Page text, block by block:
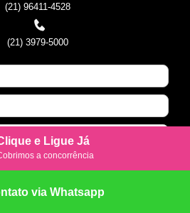
(21) 96411-4528
(21) 3979-5000
e Ligue Já
a concorrência
via Whatsapp